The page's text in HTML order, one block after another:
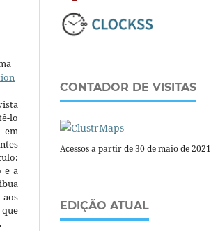
lo
em
e a
CONTADOR DE VISITAS
Acessos a partir de 30 de maio de 2021
EDIÇÃO ATUAL